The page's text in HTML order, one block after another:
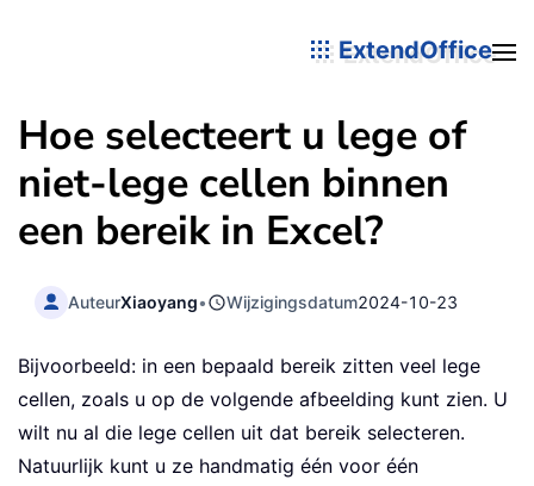
ExtendOffice
Hoe selecteert u lege of
niet-lege cellen binnen
een bereik in Excel?
AuteurXiaoyang• Wijzigingsdatum2024-10-23
Bijvoorbeeld: in een bepaald bereik zitten veel lege
cellen, zoals u op de volgende afbeelding kunt zien. U
wilt nu al die lege cellen uit dat bereik selecteren.
Natuurlijk kunt u ze handmatig één voor één